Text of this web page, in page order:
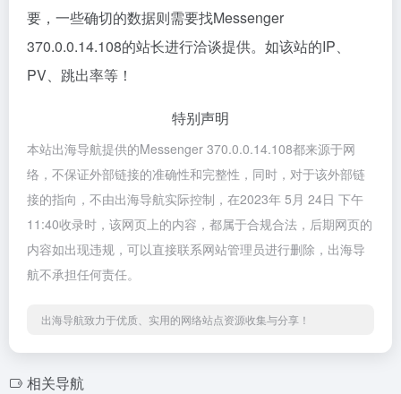
要，一些确切的数据则需要找Messenger
370.0.0.14.108的站长进行洽谈提供。如该站的IP、
PV、跳出率等！
特别声明
本站出海导航提供的Messenger 370.0.0.14.108都来源于网
络，不保证外部链接的准确性和完整性，同时，对于该外部链
接的指向，不由出海导航实际控制，在2023年 5月 24日 下午
11:40收录时，该网页上的内容，都属于合规合法，后期网页的
内容如出现违规，可以直接联系网站管理员进行删除，出海导
航不承担任何责任。
出海导航致力于优质、实用的网络站点资源收集与分享！
相关导航